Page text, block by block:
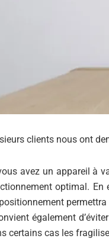
clients nous ont
avez un appareil à
optimal. En
également
certains cas les